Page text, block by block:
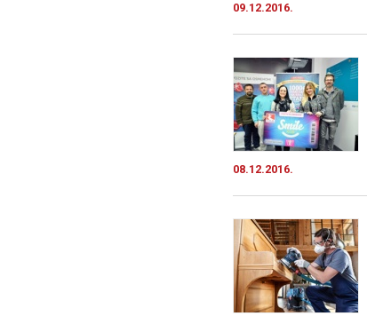
09.12.2016.
08.12.2016.